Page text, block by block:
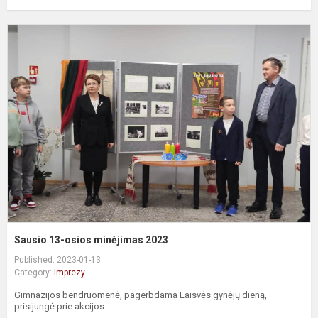
Sausio 13-osios minėjimas 2023
Published: 2023-01-13
Category: Imprezy
Gimnazijos bendruomenė, pagerbdama Laisvės gynėjų dieną,
prisijungė prie akcijos...